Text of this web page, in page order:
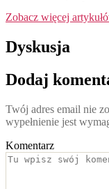
Zobacz więcej
Dyskusja
Dodaj
Twój adres email nie
wypełnienie jest
Komentarz